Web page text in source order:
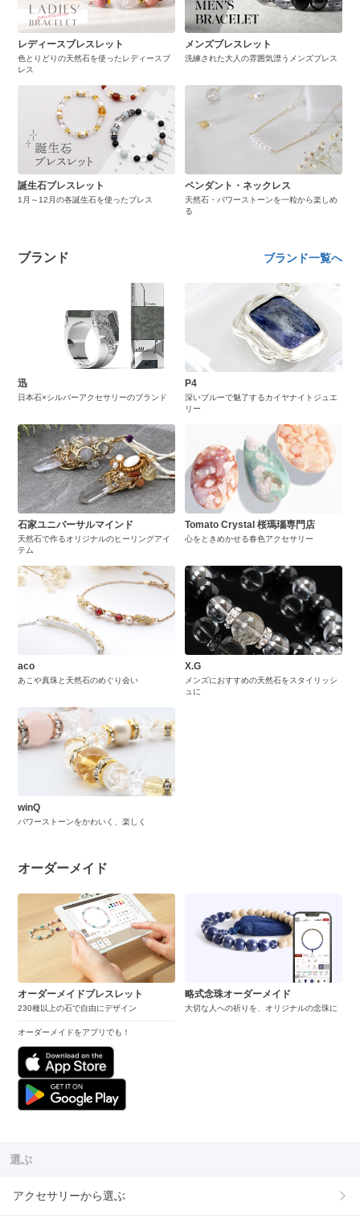
レディースブレスレット
色とりどりの天然石を使ったレディースブ
レス
メンズブレスレット
洗練された大人の雰囲気漂うメンズブレス
誕生石ブレスレット
1月～12月の各誕生石を使ったブレス
ペンダント・ネックレス
天然石・パワーストーンを一粒から楽しめ
る
ブランド ブランド一覧へ
迅
日本石×シルバーアクセサリーのブランド
P4
深いブルーで魅了するカイヤナイトジュエ
リー
石家ユニバーサルマインド
天然石で作るオリジナルのヒーリングアイ
テム
Tomato Crystal 桜瑪瑙専門店
心をときめかせる春色アクセサリー
aco
あこや真珠と天然石のめぐり会い
X.G
メンズにおすすめの天然石をスタイリッシ
ュに
winQ
パワーストーンをかわいく、楽しく
オーダーメイド
オーダーメイドブレスレット
230種以上の石で自由にデザイン
オーダーメイドをアプリでも！
略式念珠オーダーメイド
大切な人への祈りを、オリジナルの念珠に
選ぶ
アクセサリーから選ぶ